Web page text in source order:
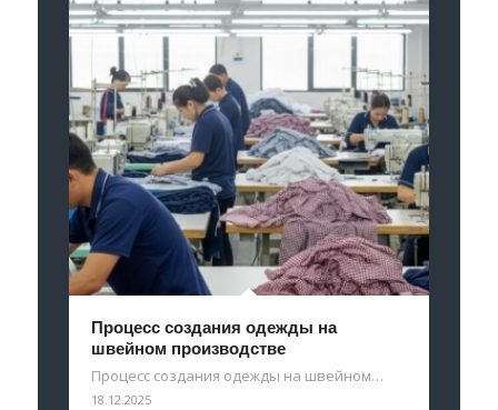
Процесс создания одежды на
швейном производстве
Процесс создания одежды на швейном…
18.12.2025